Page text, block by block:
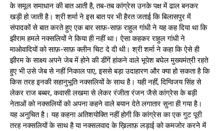
के समूल समाधान की बात आती है, तब-तब कांग्रेस उनके पक्ष में ढाल बनकर
खड़ी हो जाती है। श्री शर्मा ने इस बात पर भी हैरत जताई कि बिलासपुर में
संपादकों से बात करते हुए एक बार साफ़-साफ़ राहुल गांधी ने यह कह दिया था कि
झीराम हमले नक्सलियों ने किया ही नहीं था। ऐसा कहकर राहुल गांधी ने
माओवादियों को साफ़-साफ़ क्लीन चिट दे दी थी। श्री शर्मा ने कहा कि ऐसे ही
झीरम के साक्ष्य अपने जेब में होने की डींगें हांकने वाले भूपेश बघेल मुख्यमंत्री रहते
हुए भी उसे जेब से नहीं निकाल पाए, इससे बड़ा उदाहारण और क्या हो सकता है कि
किस तरह इनकी सहानुभूति नक्सलियों के साथ है। यही नहीं, दिग्विजय सिंह से
लेकर राज बब्बर, कवासी लखमा से लेकर रंजीता रंजन जैसे कांग्रेस के बड़ी
नेताओं को नक्सलियों को अपना कहने वाले बयान देते लगातार सुना ही गया है।
यह अनुचित है। यह कहना अतिशयोक्ति नहीं होगी कि कांग्रेस का एक गुट पूरी
तरह नक्सलियों के साथ है या नक्सलवाद के ख़िलाफ़ लड़ाई को कमजोर करने में